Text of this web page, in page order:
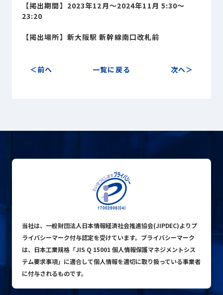
Recruit
採用情報
person お客様専用サイト
公式SNS
プライバシーポリシー
【掲出期間】2023年12月～2024年11月 5:30～
23:20
【掲出場所】新大阪駅 新幹線南口改札前
前へ 一覧に戻る 次へ
当社は、一般財団法人日本情報経済社会推進協会(JIPDEC)よりプ
ライバシーマーク付与認定を受けています。プライバシーマーク
は、日本工業規格「JIS Q 15001 個人情報保護マネジメントシス
テム要求事項」に適合して個人情報を適切に取り扱っている事業者
に付与されるものです。